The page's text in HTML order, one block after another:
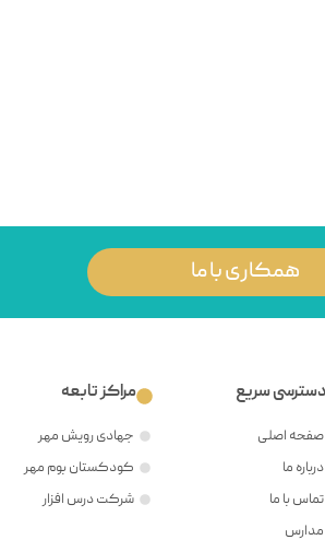
همکاری با ما
دسترسی سریع
صفحه اصلی
درباره ما
تماس با ما
مدارس
مراکز تابعه
جهادی رویش مهر
کودکستان بوم مهر
شرکت درس افزار